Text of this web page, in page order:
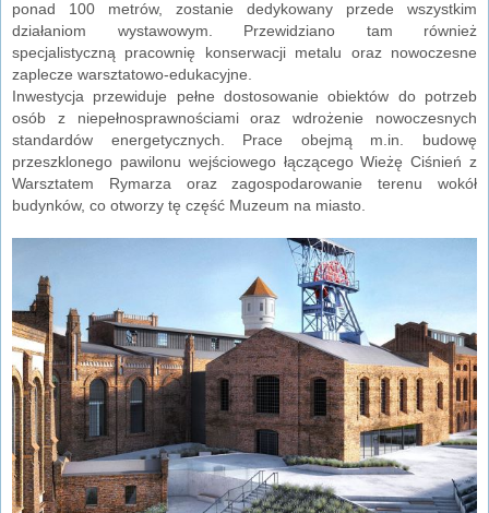
ponad 100 metrów, zostanie dedykowany przede wszystkim
działaniom wystawowym. Przewidziano tam również
specjalistyczną pracownię konserwacji metalu oraz nowoczesne
zaplecze warsztatowo-edukacyjne.
Inwestycja przewiduje pełne dostosowanie obiektów do potrzeb
osób z niepełnosprawnościami oraz wdrożenie nowoczesnych
standardów energetycznych. Prace obejmą m.in. budowę
przeszklonego pawilonu wejściowego łączącego Wieżę Ciśnień z
Warsztatem Rymarza oraz zagospodarowanie terenu wokół
budynków, co otworzy tę część Muzeum na miasto.